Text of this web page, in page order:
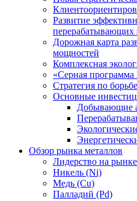
Развитие
перерабатывающих
Дорожная карта
мощностей
Комплексная
«Серная программа
Стратегия по
Основные
Добывающие
Обзор рынка металлов
Лидерство на
Никель (Ni)
Медь (Cu)
Палладий (Pd)